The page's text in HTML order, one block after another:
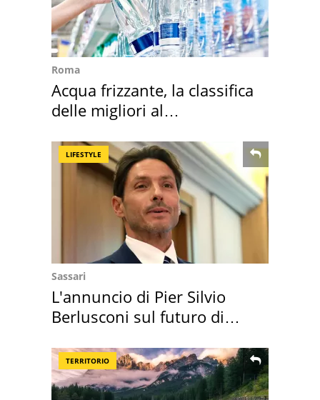
Roma
Acqua frizzante, la classifica
delle migliori al
LIFESTYLE
Sassari
L'annuncio di Pier Silvio
Berlusconi sul futuro di
TERRITORIO